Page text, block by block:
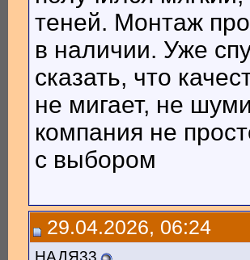
теней. Монтаж
в наличии. Уже
сказать, что
не мигает, не
компания не
с выбором
29.04.2026, 06:24
НАДЯ33